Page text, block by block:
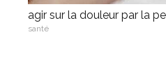
agir sur la douleur par la
santé